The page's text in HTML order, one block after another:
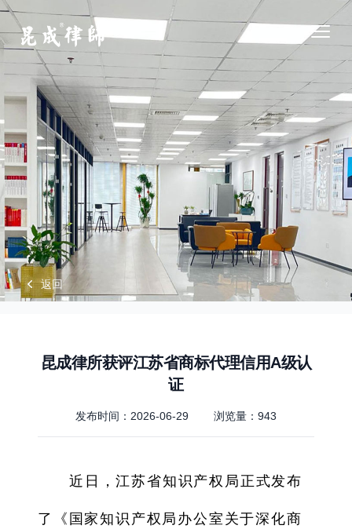
江苏昆成律师事务所
返回
昆成律所获评江苏省商标代理信用A级认
证
发布时间：2026-06-29 浏览量： 943
近日，江苏省知识产权局正式发布
了《国家知识产权局办公室关于深化商